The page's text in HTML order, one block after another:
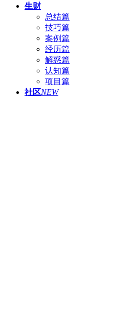
生财
总结篇
技巧篇
案例篇
经历篇
解惑篇
认知篇
项目篇
社区NEW